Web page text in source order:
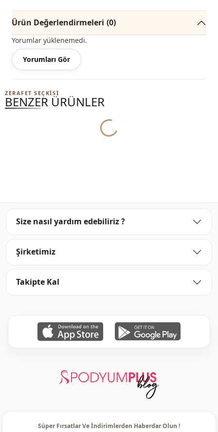
Ürün Değerlendirmeleri (0)
Yorumlar yüklenemedi.
Yorumları Gör
ZERAFET SEÇKISI
BENZER ÜRÜNLER
Yukleniyor...
Size nasıl yardım edebiliriz ?
Şirketimiz
Takipte Kal
Süper Fırsatlar Ve İndirimlerden Haberdar Olun !